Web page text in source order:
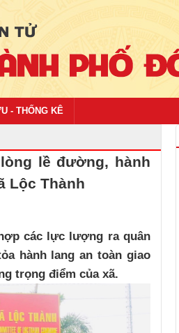
- THỐNG KÊ
lề đường, hành
Lộc Thành
các lực lượng ra quân
hành lang an toàn giao
trọng điểm của xã.